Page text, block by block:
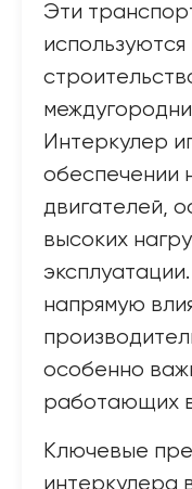
Эти
Интеркулер
обеспечении
двигателей,
высоких
напрямую
особенно
работающих
Ключевые
интеркулера